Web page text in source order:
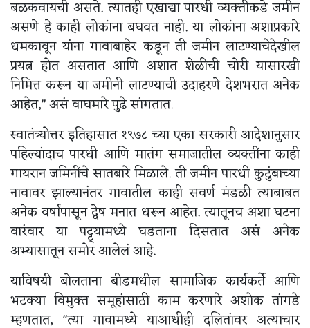
बळकवायची असते. त्यातही एखाद्या पारधी व्यक्तीकडे जमीन
असणे हे काही लोकांना बघवत नाही. या लोकांना अशाप्रकारे
धमकावून यांना गावाबाहेर कडून ती जमीन लाटण्याचेदेखील
प्रयत्न होत असतात आणि अशात शेळीची चोरी यासारखी
निमित्त करून या जमीनी लाटण्याची उदाहरणे देशभरात अनेक
आहेत," असं वाघमारे पुढे सांगतात.
स्वातंत्र्योत्तर इतिहासात १९७८ च्या एका सरकारी आदेशानुसार
पहिल्यांदाच पारधी आणि मातंग समाजातील व्यक्तींना काही
गायरान जमिनींचे सातबारे मिळाले. ती जमीन पारधी कुटुंबाच्या
नावावर झाल्यानंतर गावातील काही सवर्ण मंडळी त्याबाबत
अनेक वर्षांपासून द्वेष मनात धरून आहेत. त्यातूनच अशा घटना
वारंवार या पट्ट्यामध्ये घडताना दिसतात असं अनेक
अभ्यासातून समोर आलेलं आहे.
याविषयी बोलताना बीडमधील सामाजिक कार्यकर्ते आणि
भटक्या विमुक्त समूहांसाठी काम करणारे अशोक तांगडे
म्हणतात, "त्या गावामध्ये याआधीही दलितांवर अत्याचार